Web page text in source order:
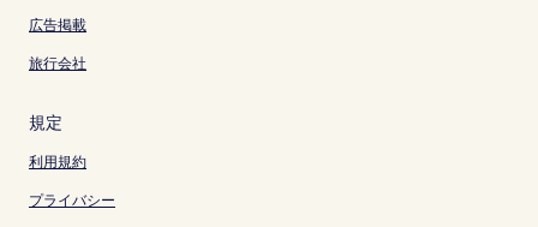
広告掲載
旅行会社
規定
利用規約
プライバシー